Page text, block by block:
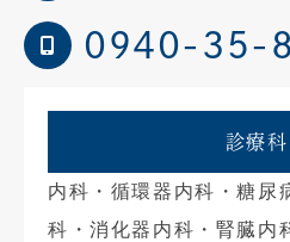
0940-35-
診療科
内科・循環器内科・糖尿
科・消化器内科・腎臓内